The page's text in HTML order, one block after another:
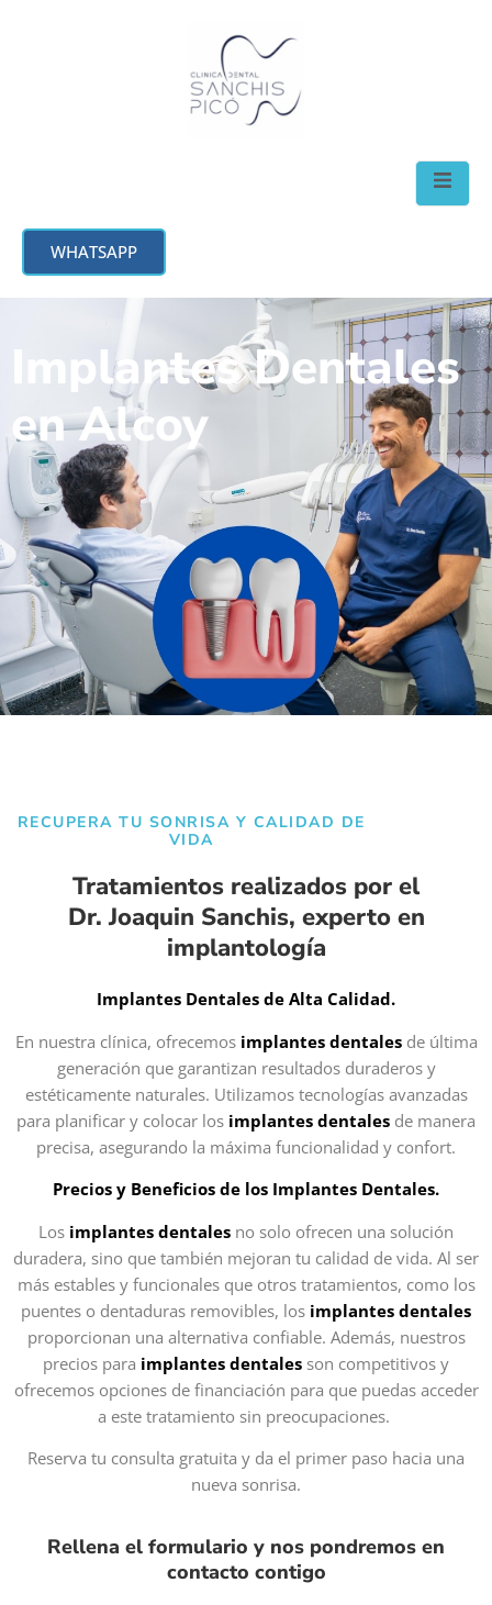
WHATSAPP
Implantes Dentales
en Alcoy
RECUPERA TU SONRISA Y CALIDAD DE
VIDA
Tratamientos realizados por el
Dr. Joaquin Sanchis, experto en
implantología
Implantes Dentales de Alta Calidad.
En nuestra clínica, ofrecemos implantes dentalesde última
generación que garantizan resultados duraderos y
estéticamente naturales. Utilizamos tecnologías avanzadas
para planificar y colocar los implantes dentales de manera
precisa, asegurando la máxima funcionalidad y confort.
Precios y Beneficios de los Implantes Dentales.
Los implantes dentales no solo ofrecen una solución
duradera, sino que también mejoran tu calidad de vida. Al ser
más estables y funcionales que otros tratamientos, como los
puentes o dentaduras removibles, los implantes dentales
proporcionan una alternativa confiable. Además, nuestros
precios para implantes dentales son competitivos y
ofrecemos opciones de financiación para que puedas acceder
a este tratamiento sin preocupaciones.
Reserva tu consulta gratuita y da el primer paso hacia una
nueva sonrisa.
Rellena el formulario y nos pondremos en
contacto contigo